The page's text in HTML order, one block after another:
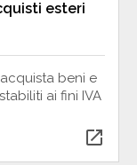
esteri
beni e
ai fini IVA
open_in_new